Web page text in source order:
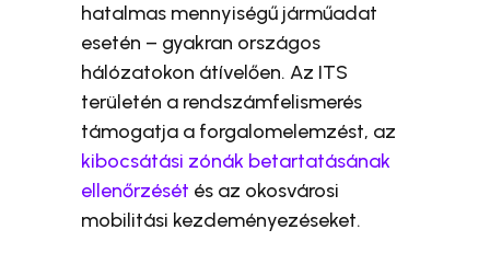
hatalmas mennyiségű járműadat
esetén – gyakran országos
hálózatokon átívelően. Az ITS
területén a rendszámfelismerés
támogatja a forgalomelemzést, az
kibocsátási zónák betartatásának
ellenőrzését és az okosvárosi
mobilitási kezdeményezéseket.